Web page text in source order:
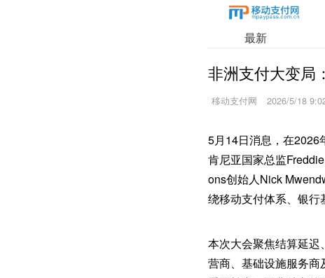
最新
非洲支付大变局
移动支付网 2026/5/18
5月14日消息，在2026
肯尼亚国家总监
ons创始人Nick
绕移动支付体系、银行
本次大会聚焦结算延
营商、基础设施服务